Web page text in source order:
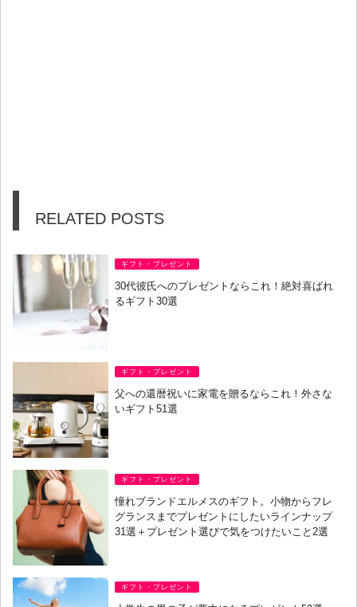
RELATED POSTS
ギフト・プレゼント
30代彼氏へのプレゼントならこれ！絶対喜ばれ
るギフト30選
ギフト・プレゼント
父への還暦祝いに家電を贈るならこれ！外さな
いギフト51選
ギフト・プレゼント
憧れブランドエルメスのギフト。小物からフレ
グランスまでプレゼントにしたいラインナップ
31選＋プレゼント選びで気をつけたいこと2選
ギフト・プレゼント